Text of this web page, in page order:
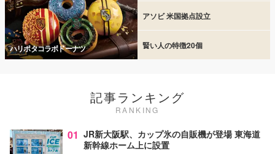
ハリポタコラボドーナツ
アソビ 米国拠点設立
賢い人の特徴20個
記事ランキング
RANKING
01 JR新大阪駅、カップ氷の自販機が登場 東海道
新幹線ホーム上に設置